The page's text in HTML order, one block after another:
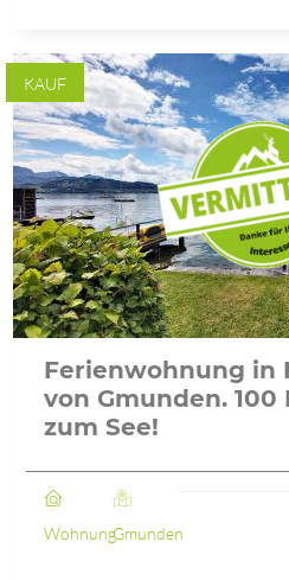
KAUF
Ferienwohnung in
von Gmunden. 100
zum See!
WohnungGmunden